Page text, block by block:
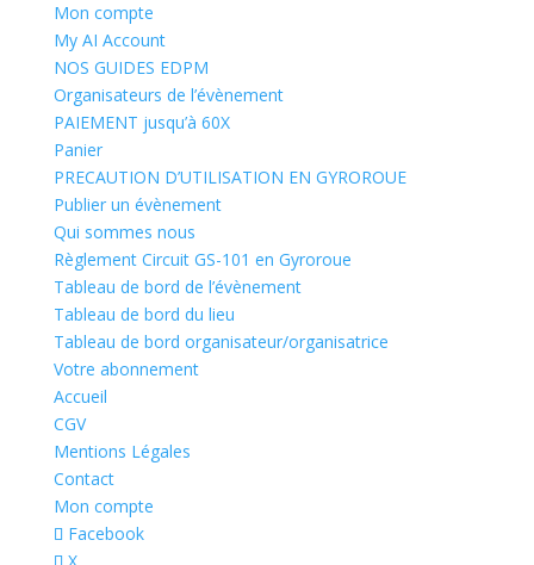
Mon compte
My AI Account
NOS GUIDES EDPM
Organisateurs de l’évènement
PAIEMENT jusqu’à 60X
Panier
PRECAUTION D’UTILISATION EN GYROROUE
Publier un évènement
Qui sommes nous
Règlement Circuit GS-101 en Gyroroue
Tableau de bord de l’évènement
Tableau de bord du lieu
Tableau de bord organisateur/organisatrice
Votre abonnement
Accueil
CGV
Mentions Légales
Contact
Mon compte
Facebook